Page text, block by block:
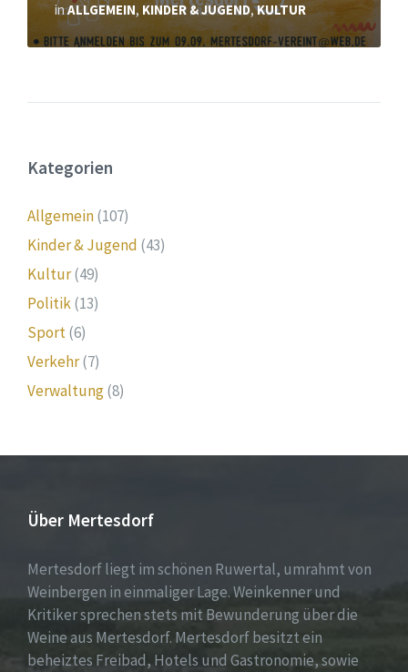
inALLGEMEIN, KINDER & JUGEND,KULTUR
Kategorien
Allgemein(107)
Kinder & Jugend (43)
Kultur(49)
Politik(13)
Sport(6)
Verkehr(7)
Verwaltung(8)
Über Mertesdorf
Mertesdorf liegt im schönen Ruwertal, umrahmt von
Weinbergen in einmaliger Lage. Weinkenner und
Kritiker sprechen stets mit Bewunderung über die
Weine aus Mertesdorf. Mertesdorf besitzt ein
beheiztes Freibad, Hotels und Gastronomie, sowie